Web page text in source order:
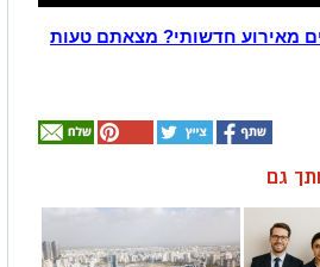
מאירוע חדשותי? מצאתם טעות
גם